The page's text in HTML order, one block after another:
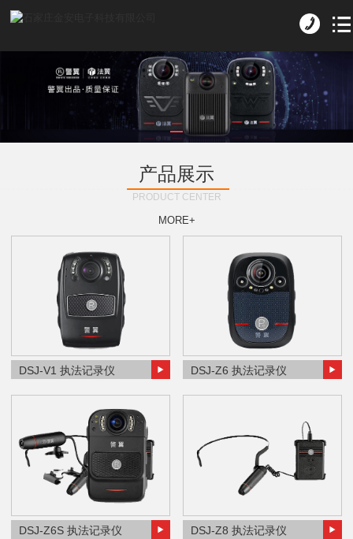
产品展示
PRODUCT CENTER
MORE+
DSJ-V1 执法记录仪 DSJ-Z6 执法记录仪
DSJ-Z6S 执法记录仪 DSJ-Z8 执法记录仪